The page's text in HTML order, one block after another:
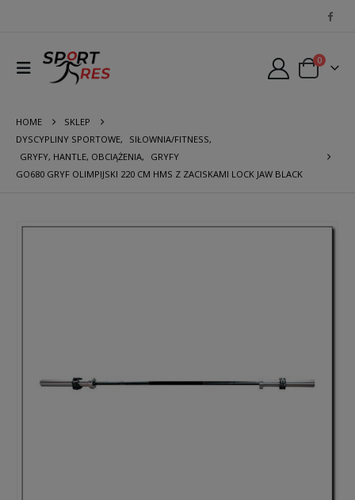
0
HOME
SKLEP
DYSCYPLINY SPORTOWE, SIŁOWNIA/FITNESS,
GRYFY, HANTLE, OBCIĄŻENIA,
GRYFY
GO680 GRYF OLIMPIJSKI 220 CM HMS Z ZACISKAMI LOCK JAW BLACK